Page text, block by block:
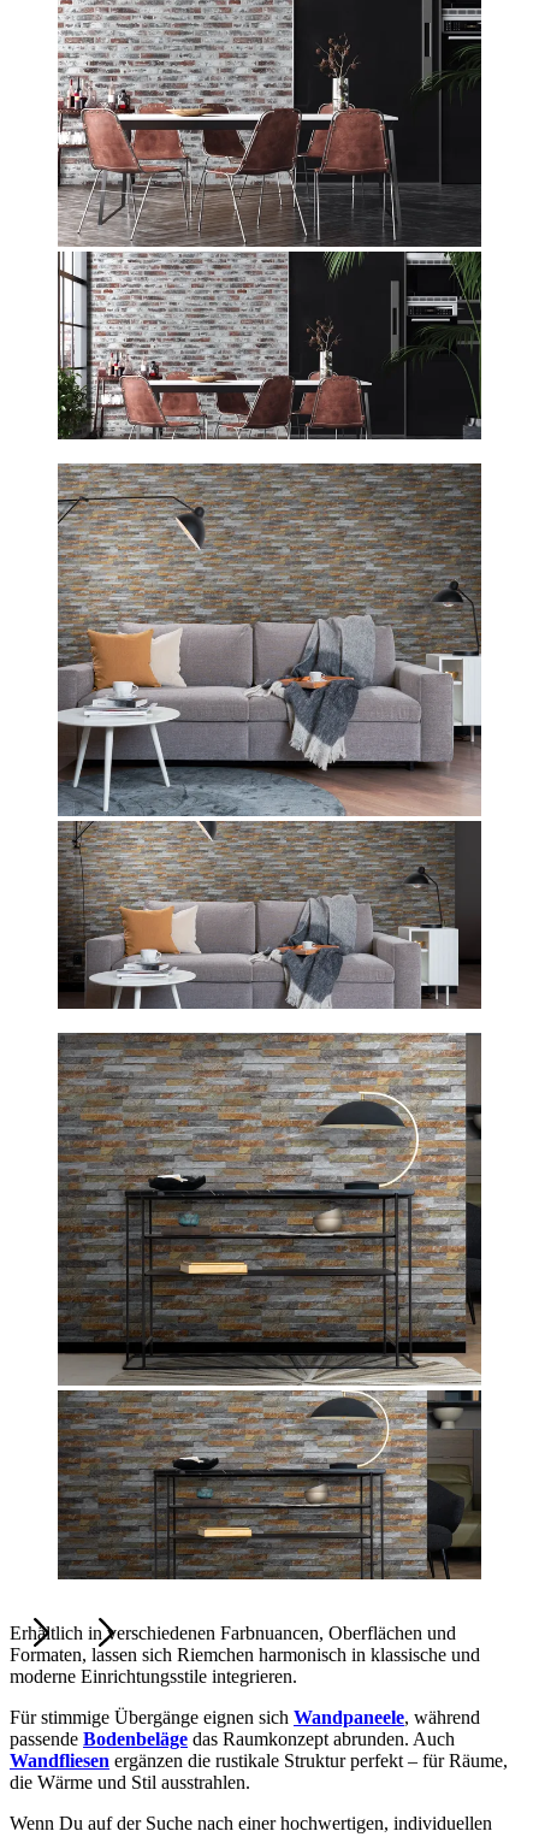
Erhältlich in verschiedenen Farbnuancen, Oberflächen und
Formaten, lassen sich Riemchen harmonisch in klassische und
moderne Einrichtungsstile integrieren.
Für stimmige Übergänge eignen sich Wandpaneele, während
passende Bodenbeläge das Raumkonzept abrunden. Auch
Wandfliesen ergänzen die rustikale Struktur perfekt – für Räume,
die Wärme und Stil ausstrahlen.
Wenn Du auf der Suche nach einer hochwertigen, individuellen